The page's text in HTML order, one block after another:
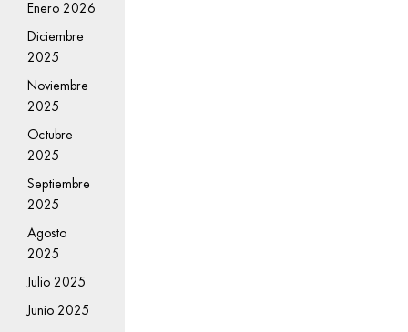
Enero 2026
Diciembre
2025
Noviembre
2025
Octubre
2025
Septiembre
2025
Agosto
2025
Julio 2025
Junio 2025